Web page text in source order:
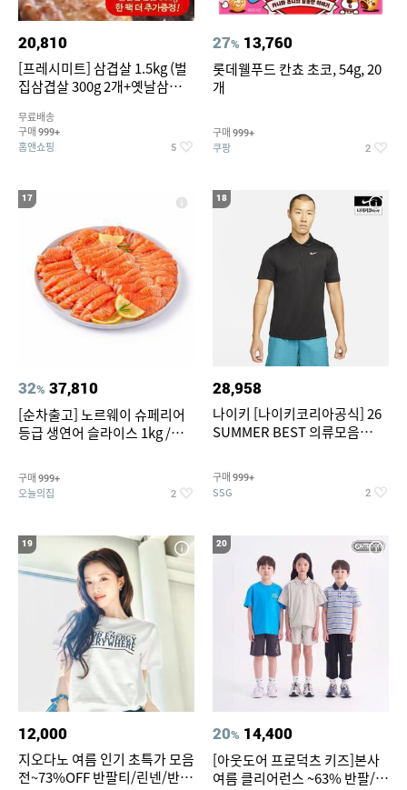
20,810
[프레시미트] 삼겹살 1.5kg (벌
집삼겹살 300g 2개+옛날삼겹살
팩 추가증정)
무료배송
구매 999+
홈앤쇼핑 5
27% 13,760
롯데웰푸드 칸쵸 초코, 54g, 20
개
구매 999+
쿠팡 2
17
32% 37,810
[순차출고] 노르웨이 슈페리어
등급 생연어 슬라이스 1kg /
구매 999+
오늘의집 2
18
28,958
나이키 [나이키코리아공식] 26
SUMMER BEST 의류모음
구매 999+
SSG 2
19
12,000
지오다노 여름 인기 초특가 모음
전~73%OFF 반팔티/린넨/반바
20
20% 14,400
[아웃도어 프로덕츠 키즈]본사
여름 클리어런스 ~63% 반팔/반